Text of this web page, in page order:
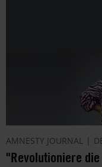
AMNESTY JOURNAL
"Revolutioniere